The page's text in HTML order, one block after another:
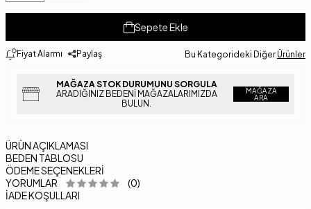
Sepete Ekle
Fiyat Alarmı Paylaş Bu Kategorideki Diğer Ürünler
MAĞAZA STOK DURUMUNU SORGULA
ARADIĞINIZ BEDENI MAĞAZALARIMIZDA
BULUN.
MAĞAZA
ARA
ÜRÜN AÇIKLAMASI
BEDEN TABLOSU
ÖDEME SEÇENEKLERI
YORUMLAR
(0)
İADE KOŞULLARI